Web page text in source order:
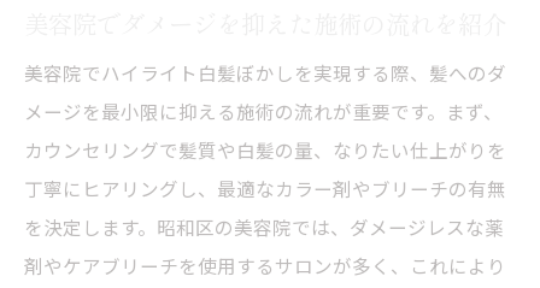
美容院でハイライト白髪ぼかしを実現する際、髪へのダ
メージを最小限に抑える施術の流れが重要です。まず、
カウンセリングで髪質や白髪の量、なりたい仕上がりを
丁寧にヒアリングし、最適なカラー剤やブリーチの有無
を決定します。昭和区の美容院では、ダメージレスな薬
剤やケアブリーチを使用するサロンが多く、これにより